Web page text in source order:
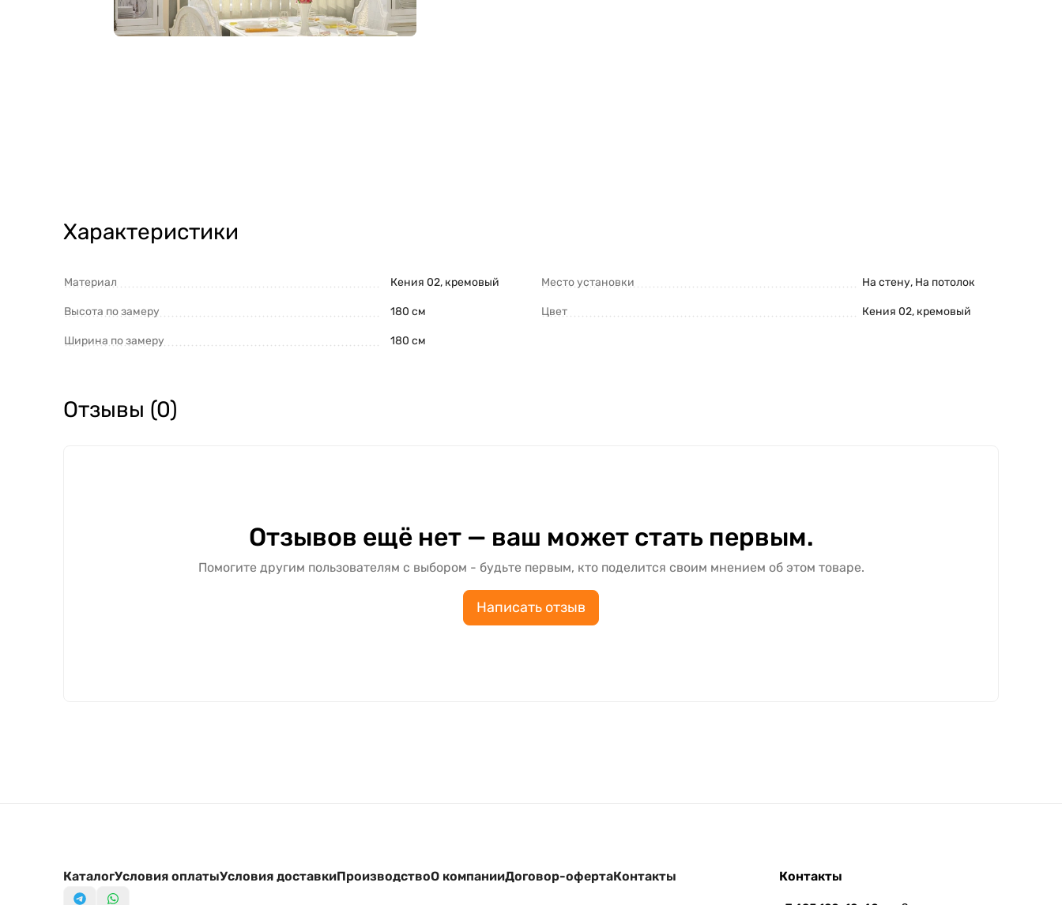
Характеристики
Материал Кения 02, кремовый
Высота по замеру 180 см
Ширина по замеру 180 см
Место установки На стену, На потолок
Цвет Кения 02, кремовый
Отзывы (0)
Отзывов ещё нет — ваш может стать первым.
Помогите другим пользователям с выбором - будьте первым, кто поделится своим мнением об этом товаре.
Написать отзыв
КаталогУсловия оплатыУсловия доставкиПроизводствоО компанииДоговор-офертаКонтакты Контакты